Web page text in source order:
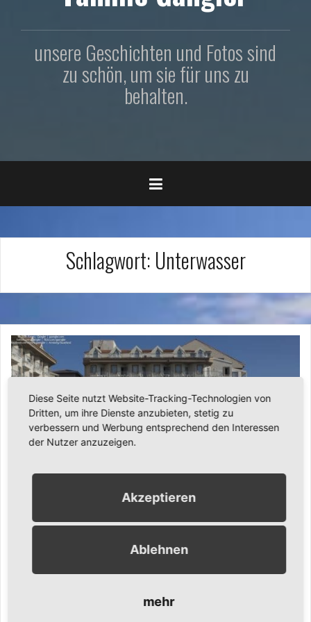
unsere Geschichten und Fotos sind
zu schön, um sie für uns zu
behalten.
Schlagwort: Unterwasser
23. Mai 2016Ronny Gängler
Türkei Urlaub im Diamond Beach Hotel im Mai
2016
Diese Seite nutzt Website-Tracking-Technologien von
Dritten, um ihre Dienste anzubieten, stetig zu
verbessern und Werbung entsprechend den Interessen
der Nutzer anzuzeigen.
Akzeptieren
Ablehnen
mehr